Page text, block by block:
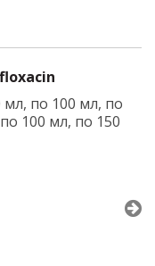
мл, по 100 мл, по
100 мл, по 150